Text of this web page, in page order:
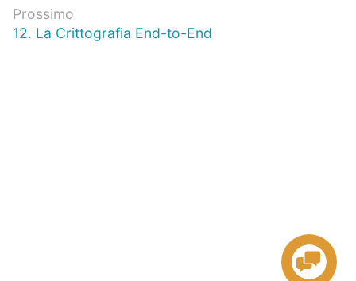
Prossimo
Prossimo
12. La Crittografia End-to-End